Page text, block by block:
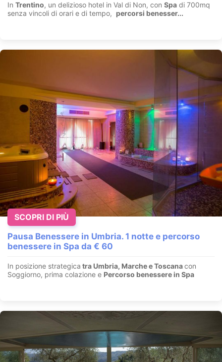
In Trentino, un delizioso hotel in Val di Non, con Spa di 700mq
senza vincoli di orari e di tempo, percorsi benesser...
Pausa Benessere in Umbria. 1 notte e percorso
benessere in Spa da € 60
In posizione strategica tra Umbria, Marche e Toscanacon
Soggiorno, prima colazione e Percorso benessere in Spa
SCOPRI DI PIÙ